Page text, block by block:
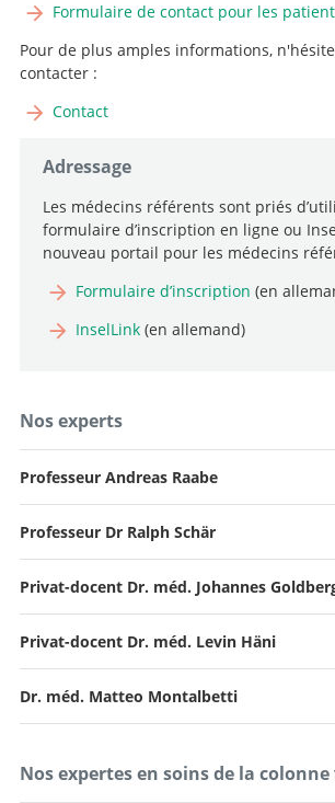
Formulaire de contact pour les
Pour de plus amples informations,
contacter :
Contact
Adressage
Les médecins référents sont priés
formulaire d’inscription en ligne ou
nouveau portail pour les médecins
Formulaire d’inscription (en
InselLink(en allemand)
Nos experts
Professeur Andreas Raabe
Professeur Dr Ralph Schär
Privat-docent Dr. méd. Johannes
Privat-docent Dr. méd. Levin Häni
Dr. méd. Matteo Montalbetti
Nos expertes en soins de la